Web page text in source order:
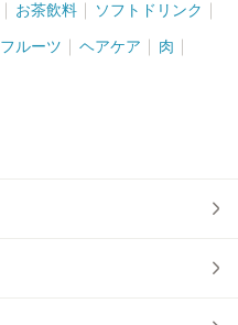
お茶飲料 ソフトドリンク
フルーツ ヘアケア 肉